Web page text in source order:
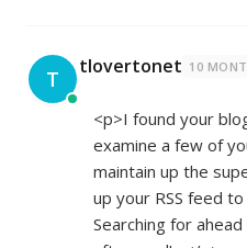
T tlovertonet 10
<p>I found your
examine a few of
maintain up the
up your RSS feed
Searching for